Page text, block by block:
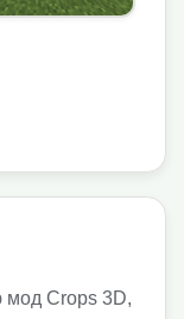
Crops 3D,